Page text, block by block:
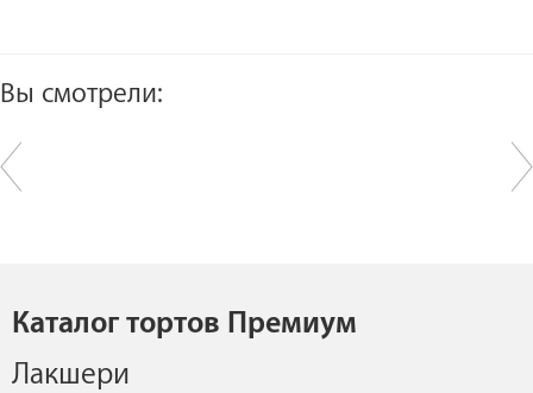
Вы смотрели:
Каталог тортов Премиум
Лакшери